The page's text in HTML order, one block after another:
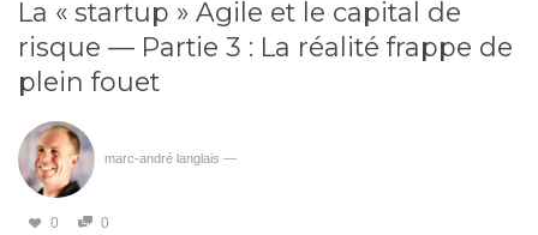
La « startup » Agile et le capital de
risque — Partie 3 : La réalité frappe de
plein fouet
marc-andré langlais —
0 0